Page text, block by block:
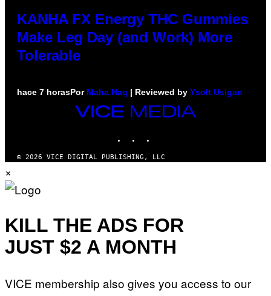
KANHA FX Energy THC Gummies
Make Leg Day (and Work) More
Tolerable
hace 7 horasPor Maha Haq | Reviewed by Ysolt Usigan
VICE
MEDIA
© 2026 VICE DIGITAL PUBLISHING, LLC
×
KILL THE ADS FOR
JUST $2 A MONTH
VICE membership also gives you access to our